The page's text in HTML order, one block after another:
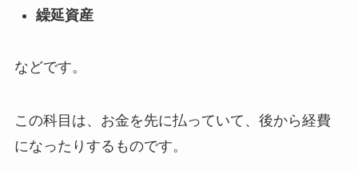
繰延資産
などです。
この科目は、お金を先に払っていて、後から経費
になったりするものです。